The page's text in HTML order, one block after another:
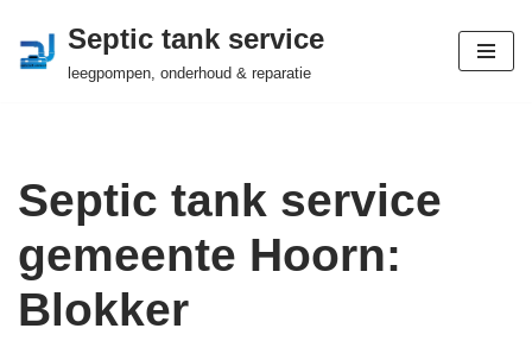
Ga
Septic tank service
leegpompen, onderhoud & reparatie
Septic tank service
gemeente Hoorn:
Blokker